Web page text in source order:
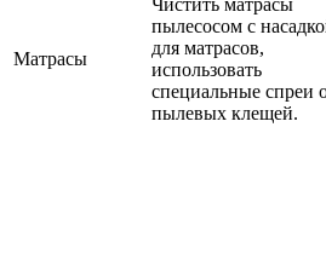
Матрасы
пылесосом с
для матрасов,
использовать
специальные спреи
пылевых клещей.